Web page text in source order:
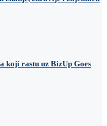
koji rastu uz BizUp Goes